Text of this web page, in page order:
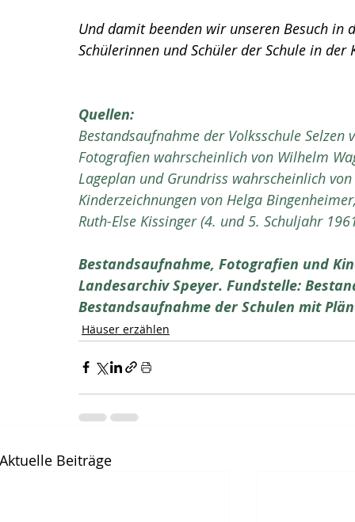
Und damit beenden wir unseren Besuch in
Schülerinnen und Schüler der Schule in
Quellen:
Bestandsaufnahme der Volksschule
Fotografien wahrscheinlich von Wilhelm
Lageplan und Grundriss wahrscheinlich
Kinderzeichnungen von Helga
Ruth-Else Kissinger (4. und 5. Schuljahr
Bestandsaufnahme, Fotografien und
Landesarchiv Speyer. Fundstelle:
Bestandsaufnahme der Schulen mit
Häuser erzählen
Aktuelle Beiträge